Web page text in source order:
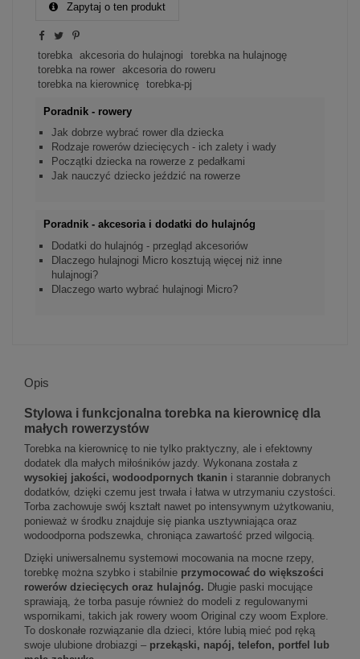
Zapytaj o ten produkt
torebka akcesoria do hulajnogi
torebka na hulajnogę
torebka na rower
akcesoria do roweru
torebka na kierownicę
torebka-pj
Poradnik - rowery
Jak dobrze wybrać rower dla dziecka
Rodzaje rowerów dziecięcych - ich zalety i wady
Początki dziecka na rowerze z pedałkami
Jak nauczyć dziecko jeździć na rowerze
Poradnik - akcesoria i dodatki do hulajnóg
Dodatki do hulajnóg - przegląd akcesoriów
Dlaczego hulajnogi Micro kosztują więcej niż inne
hulajnogi?
Dlaczego warto wybrać hulajnogi Micro?
Opis
Stylowa i funkcjonalna torebka na kierownicę dla
małych rowerzystów
Torebka na kierownicę to nie tylko praktyczny, ale i efektowny
dodatek dla małych miłośników jazdy. Wykonana została z
wysokiej jakości, wodoodpornych tkanin i starannie dobranych
dodatków, dzięki czemu jest trwała i łatwa w utrzymaniu czystości.
Torba zachowuje swój kształt nawet po intensywnym użytkowaniu,
ponieważ w środku znajduje się pianka usztywniająca oraz
wodoodporna podszewka, chroniąca zawartość przed wilgocią.
Dzięki uniwersalnemu systemowi mocowania na mocne rzepy,
torebkę można szybko i stabilnie przymocować do większości
rowerów dziecięcych oraz hulajnóg. Długie paski mocujące
sprawiają, że torba pasuje również do modeli z regulowanymi
wspornikami, takich jak rowery woom Original czy woom Explore.
To doskonałe rozwiązanie dla dzieci, które lubią mieć pod ręką
swoje ulubione drobiazgi – przekąski, napój, telefon, portfel lub